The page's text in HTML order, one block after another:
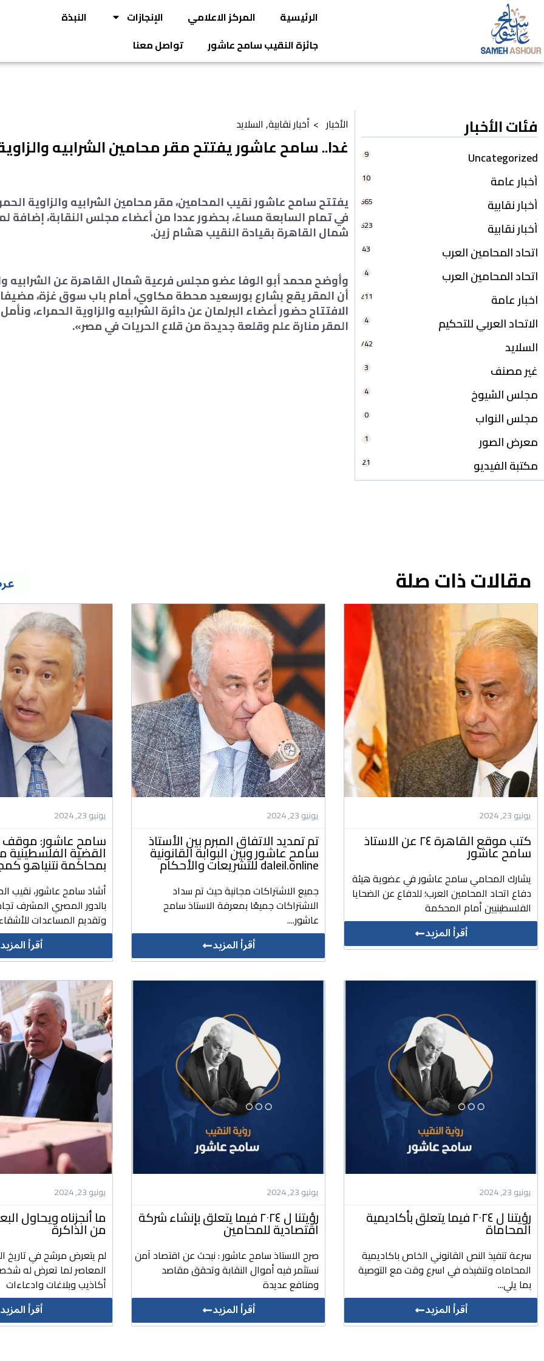
الرئيسية المركز الاعلامي الإنجازات
النبذة
جائزة النقيب سامح عاشور
تواصل معنا
فئات الأخبار
Uncategorized
9
أخبار عامة 10
أخبار نقابية 665
أخبار نقابية 623
اتحاد المحامين العرب 43
اتحاد المحامين العرب 4
اخبار عامة 211
الاتحاد العربي للتحكيم 4
السلايد 742
غير مصنف 3
مجلس الشيوخ 4
مجلس النواب 0
معرض الصور 1
مكتبة الفيديو 21
الأخبار > أخبار نقابية, السلايد
غدا.. سامح عاشور يفتتح مقر محامين الشرابيه
يفتتح سامح عاشور نقيب المحامين، مقر محامين الشرابيه والزاوية
في تمام السابعة مساءً، بحضور عددا من أعضاء مجلس النقابة، إضافة
شمال القاهرة بقيادة النقيب هشام زين.
وأوضح محمد أبو الوفا عضو مجلس فرعية شمال القاهرة عن الشرابيه
أن المقر يقع بشارع بورسعيد محطة مكاوي، أمام باب سوق غزة،
الافتتاح حضور أعضاء البرلمان عن دائرة الشرابيه والزاوية الحمراء،
المقر منارة علم وقلعة جديدة من قلاع الحريات في مصر».
مقالات ذات صلة
يونيو 23, 2024
كتب موقع القاهرة ٢٤ عن الاستاذ
سامح عاشور
يشارك المحامي سامح عاشور في عضوية هيئة
دفاع اتحاد المحامين العرب؛ للدفاع عن الضحايا
الفلسطينيين أمام المحكمة
أقرأ المزيد
يونيو 23, 2024
تم تمديد الاتفاق المبرم بين الأستاذ
سامح عاشور وبين البوابة القانونية
daleil.online للتشريعات والأحكام
جميع الاشتراكات مجانية حيث تم سداد
الاشتراكات جميعًا بمعرفة الاستاذ سامح
عاشور....
أقرأ المزيد
يونيو 23, 2024
سامح عاشور: موقف
القضية
بمحاكمة نتنياهو
أشاد سامح عاشور، نقيب
بالدور المصري المشرف
وتقديم المساعدات
أقرأ المزيد
يونيو 23, 2024
رؤيتنا ل ٢٠٢٤ فيما يتعلق بأكاديمية
المحاماة
سرعة تنفيذ النص القانوني الخاص باكاديمية
المحاماه وتنفيذه في اسرع وقت مع التوصية
بما يلي...
أقرأ المزيد
يونيو 23, 2024
رؤيتنا ل ٢٠٢٤ فيما يتعلق بإنشاء شركة
اقتصادية للمحامين
صرح الاستاذ سامح عاشور : نبحث عن اقتصاد آمن
نستثمر فيه أموال النقابة وتحقق مقاصد
ومنافع عديدة
أقرأ المزيد
يونيو 23, 2024
ما أنجزناه ويحاول
من الذاكرة
لم يتعرض مرشح في تاريخ
المعاصر لما تعرض له
أكاذيب وبلاغات وادعاءات
أقرأ المزيد